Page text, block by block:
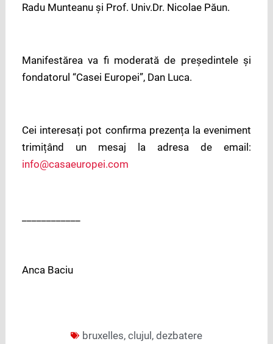
Radu Munteanu și Prof. Univ.Dr. Nicolae Păun.
Manifestărea va fi moderată de preşedintele şi
fondatorul “Casei Europei”, Dan Luca.
Cei interesați pot confirma prezența la eveniment
trimițând un mesaj la adresa de email:
info@casaeuropei.com
Anca Baciu
bruxelles, clujul, dezbatere